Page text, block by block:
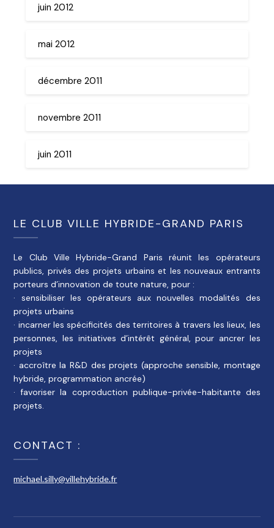
juin 2012
mai 2012
décembre 2011
novembre 2011
juin 2011
LE CLUB VILLE HYBRIDE-GRAND PARIS
Le Club Ville Hybride-Grand Paris réunit les opérateurs
publics, privés des projets urbains et les nouveaux entrants
porteurs d’innovation de toute nature, pour :
· sensibiliser les opérateurs aux nouvelles modalités des
projets urbains
· incarner les spécificités des territoires à travers les lieux, les
personnes, les initiatives d’intérêt général, pour ancrer les
projets
· accroître la R&D des projets (approche sensible, montage
hybride, programmation ancrée)
· favoriser la coproduction publique-privée-habitante des
projets.
CONTACT :
michael.silly@villehybride.fr